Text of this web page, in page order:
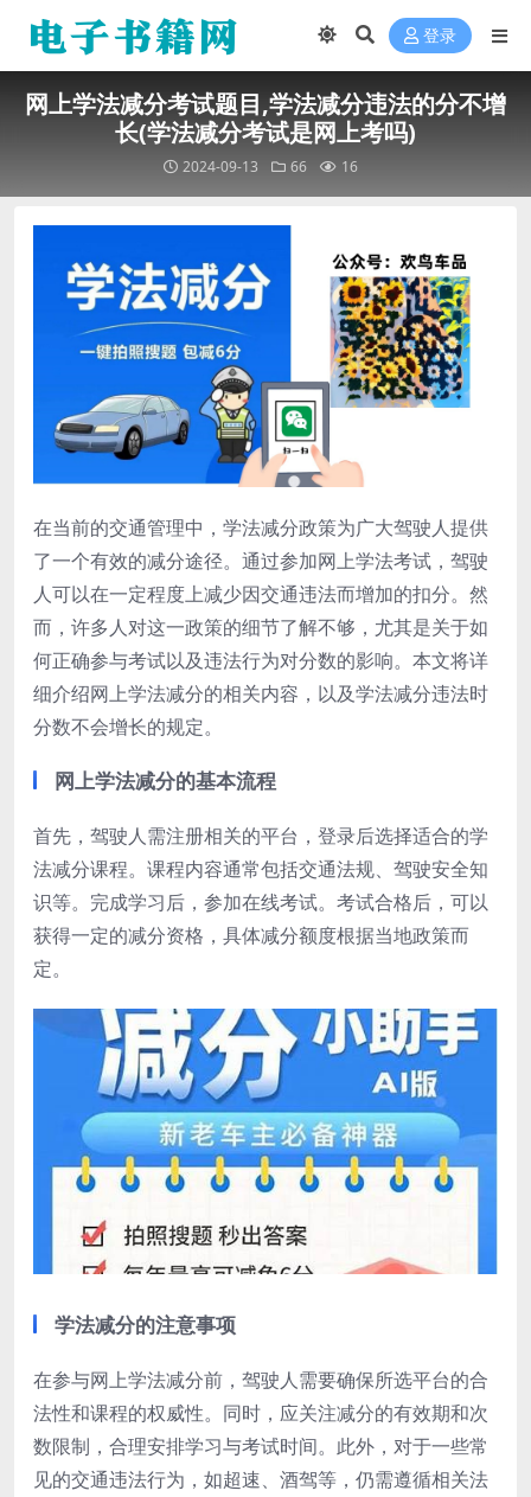
登录
网上学法减分考试题目,学法减分违法的分不增
长(学法减分考试是网上考吗)
2024-09-13 66 16
在当前的交通管理中，学法减分政策为广大驾驶人提供
了一个有效的减分途径。通过参加网上学法考试，驾驶
人可以在一定程度上减少因交通违法而增加的扣分。然
而，许多人对这一政策的细节了解不够，尤其是关于如
何正确参与考试以及违法行为对分数的影响。本文将详
细介绍网上学法减分的相关内容，以及学法减分违法时
分数不会增长的规定。
网上学法减分的基本流程
首先，驾驶人需注册相关的平台，登录后选择适合的学
法减分课程。课程内容通常包括交通法规、驾驶安全知
识等。完成学习后，参加在线考试。考试合格后，可以
获得一定的减分资格，具体减分额度根据当地政策而
定。
学法减分的注意事项
在参与网上学法减分前，驾驶人需要确保所选平台的合
法性和课程的权威性。同时，应关注减分的有效期和次
数限制，合理安排学习与考试时间。此外，对于一些常
见的交通违法行为，如超速、酒驾等，仍需遵循相关法